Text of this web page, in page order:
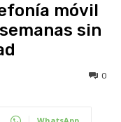
móvil
sin
0